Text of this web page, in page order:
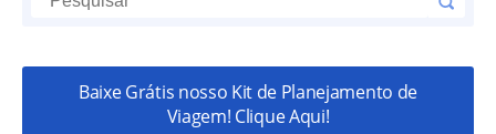
Baixe Grátis nosso Kit de Planejamento de
Viagem! Clique Aqui!